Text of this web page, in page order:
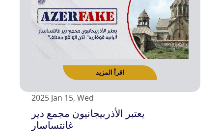
اقرأ المزيد
2025 Jan 15, Wed
يعتبر الأذربيجانيون مجمع دير
غانتساسار